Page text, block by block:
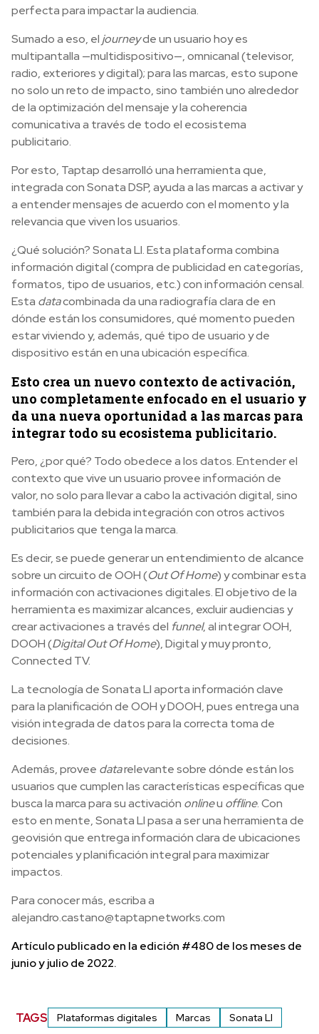
perfecta para impactar la audiencia.
Sumado a eso, el journeyde un usuario hoy es
multipantalla —multidispositivo—, omnicanal (televisor,
radio, exteriores y digital); para las marcas, esto supone
no solo un reto de impacto, sino también uno alrededor
de la optimización del mensaje y la coherencia
comunicativa a través de todo el ecosistema
publicitario.
Por esto, Taptap desarrolló una herramienta que,
integrada con Sonata DSP, ayuda a las marcas a activar y
a entender mensajes de acuerdo con el momento y la
relevancia que viven los usuarios.
¿Qué solución? Sonata LI. Esta plataforma combina
información digital (compra de publicidad en categorías,
formatos, tipo de usuarios, etc.) con información censal.
Esta datacombinada da una radiografía clara de en
dónde están los consumidores, qué momento pueden
estar viviendo y, además, qué tipo de usuario y de
dispositivo están en una ubicación específica.
Esto crea un nuevo contexto de activación,
uno completamente enfocado en el usuario y
da una nueva oportunidad a las marcas para
integrar todo su ecosistema publicitario.
Pero, ¿por qué? Todo obedece a los datos. Entender el
contexto que vive un usuario provee información de
valor, no solo para llevar a cabo la activación digital, sino
también para la debida integración con otros activos
publicitarios que tenga la marca.
Es decir, se puede generar un entendimiento de alcance
sobre un circuito de OOH (Out Of Home) y combinar esta
información con activaciones digitales. El objetivo de la
herramienta es maximizar alcances, excluir audiencias y
crear activaciones a través del funnel, al integrar OOH,
DOOH (Digital Out Of Home), Digital y muy pronto,
Connected TV.
La tecnología de Sonata LI aporta información clave
para la planificación de OOH y DOOH, pues entrega una
visión integrada de datos para la correcta toma de
decisiones.
Además, provee datarelevante sobre dónde están los
usuarios que cumplen las características específicas que
busca la marca para su activación onlineu offline. Con
esto en mente, Sonata LI pasa a ser una herramienta de
geovisión que entrega información clara de ubicaciones
potenciales y planificación integral para maximizar
impactos.
Para conocer más, escriba a
alejandro.castano@taptapnetworks.com
Artículo publicado en la edición #480 de los meses de
junio y julio de 2022.
TAGS Plataformas digitales Marcas Sonata LI